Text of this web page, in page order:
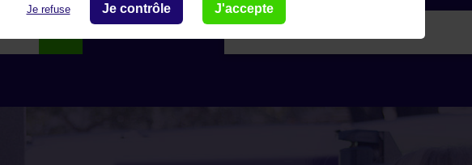
Je refuse Je contrôle J'accepte